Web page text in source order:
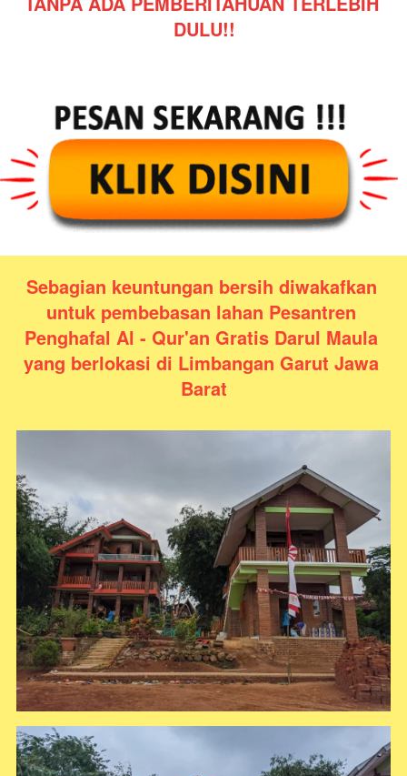
DULU!!
Sebagian keuntungan bersih diwakafkan
untuk pembebasan lahan Pesantren
Penghafal Al - Qur'an Gratis Darul Maula
yang berlokasi di Limbangan Garut Jawa
Barat